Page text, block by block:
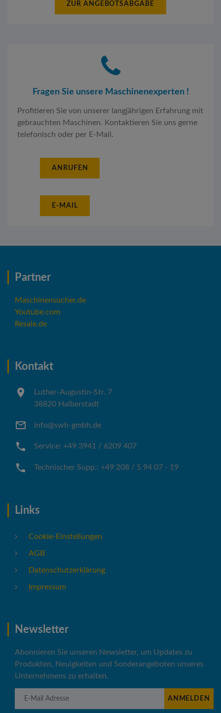
ZUR ANGEBOTSABGABE
Fragen Sie unsere Maschinenexperten !
Profitieren Sie von unserer langjährigen Erfahrung mit
gebrauchten Maschinen. Kontaktieren Sie uns gerne
telefonisch oder per E-Mail.
ANRUFEN
E-MAIL
Partner
Maschinensucher.de
Youtube.com
Resale.de
Kontakt
Luther-Augustin-Str. 7
38820 Halberstadt
info@swh-gmbh.de
Service: +49 3941 / 6209 407
Technischer Supp.: +49 208 / 5 94 07 - 19
Links
Cookie-Einstellungen
AGB
Datenschutzerklärung
Impressum
Newsletter
Abonnieren Sie unseren Newsletter, um Updates zu
Produkten, Neuigkeiten und Sonderangeboten unseres
Unternehmens zu erhalten.
E-Mail Adresse ANMELDEN